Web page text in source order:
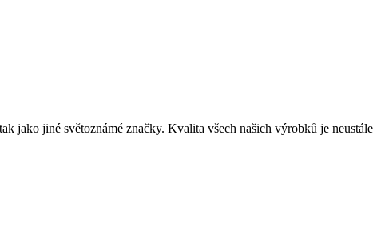
jako jiné světoznámé značky. Kvalita všech našich výrobků je neustále